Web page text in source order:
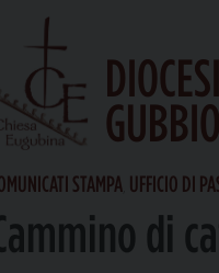
GUBBIO
STAMPA UFFICIO DI
di